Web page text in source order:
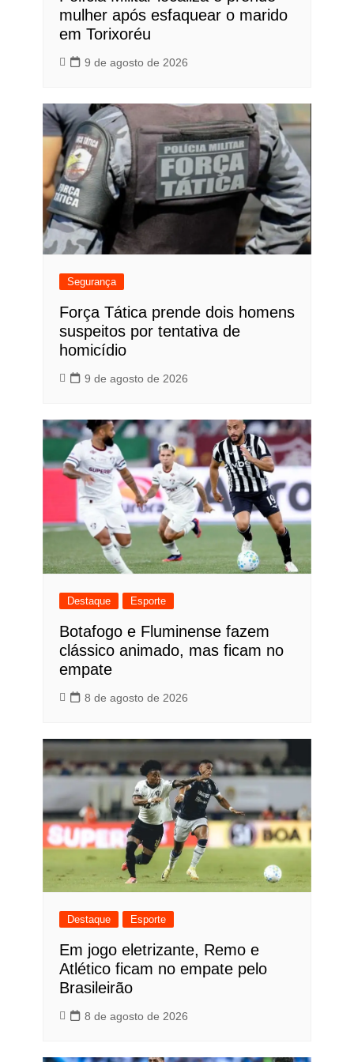
mulher após esfaquear o marido
em Torixoréu
9 de agosto de 2026
Segurança
Força Tática prende dois homens
suspeitos por tentativa de
homicídio
9 de agosto de 2026
Destaque Esporte
Botafogo e Fluminense fazem
clássico animado, mas ficam no
empate
8 de agosto de 2026
Destaque Esporte
Em jogo eletrizante, Remo e
Atlético ficam no empate pelo
Brasileirão
8 de agosto de 2026